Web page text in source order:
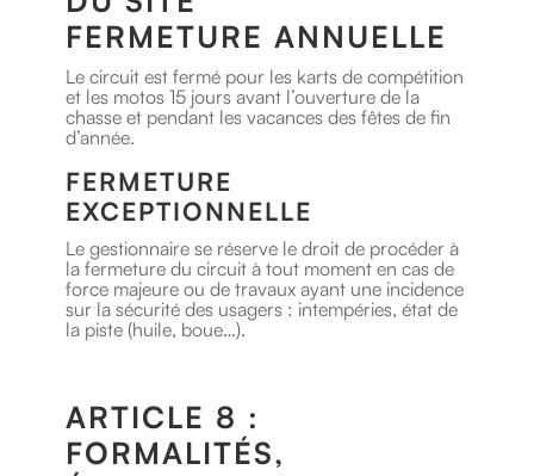
FERMETURE ANNUELLE
Le circuit est fermé pour les karts de compétition
et les motos 15 jours avant l’ouverture de la
chasse et pendant les vacances des fêtes de fin
d’année.
FERMETURE
EXCEPTIONNELLE
Le gestionnaire se réserve le droit de procéder à
la fermeture du circuit à tout moment en cas de
force majeure ou de travaux ayant une incidence
sur la sécurité des usagers : intempéries, état de
la piste (huile, boue…).
ARTICLE 8 :
FORMALITÉS,